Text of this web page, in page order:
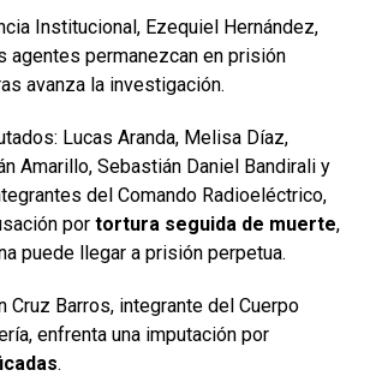
Institucional, Ezequiel Hernández,
agentes permanezcan en prisión
avanza la investigación.
Lucas Aranda, Melisa Díaz,
Amarillo, Sebastián Daniel Bandirali y
del Comando Radioeléctrico,
por tortura seguida de muerte,
puede llegar a prisión perpetua.
Cruz Barros, integrante del Cuerpo
enfrenta una imputación por
.